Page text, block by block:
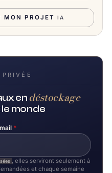
MON PROJET IA
en déstockage
monde
*
, elles serviront seulement à
et chaque semaine